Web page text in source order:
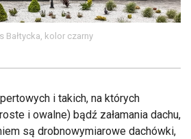
Bałtycka, kolor czarny
i takich, na których
i owalne) bądź załamania dachu,
są drobnowymiarowe dachówki,